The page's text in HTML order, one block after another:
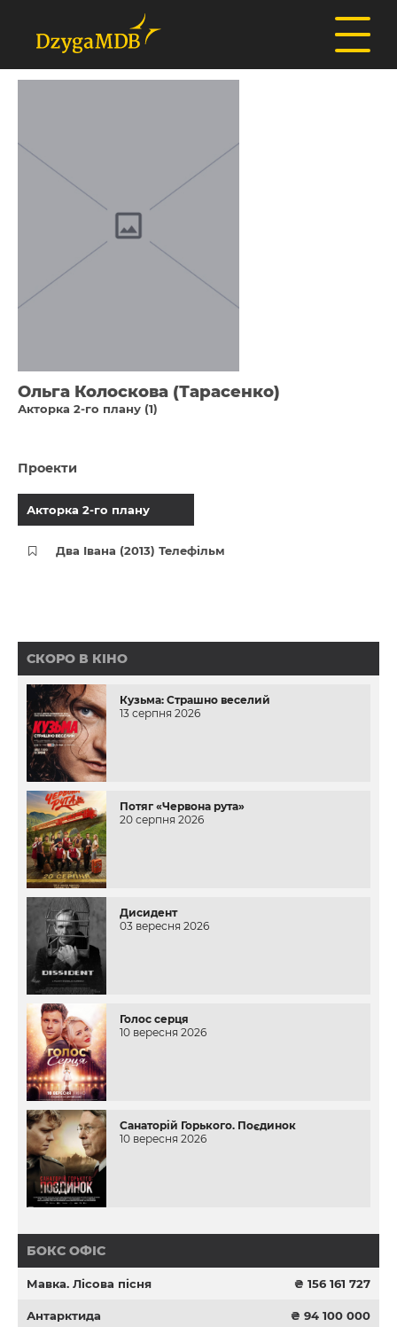
Ольга Колоскова (Тарасенко)
Акторка 2-го плану (1)
Проекти
Акторка 2-го плану
Два Івана (2013) Телефільм
СКОРО В КІНО
Кузьма: Страшно веселий
13 серпня 2026
Потяг «Червона рута»
20 серпня 2026
Дисидент
03 вересня 2026
Голос серця
10 вересня 2026
Санаторій Горького. Поєдинок
10 вересня 2026
БОКС ОФІС
Мавка. Лісова пісня ₴ 156 161 727
Антарктида ₴ 94 100 000